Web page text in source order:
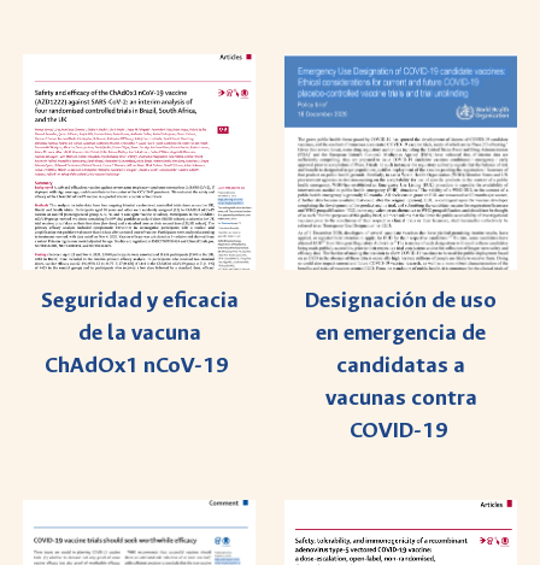
Seguridad y eficacia
de la vacuna
ChAdOx1 nCoV-19
Designación de uso
en emergencia de
candidatas a
vacunas contra
COVID-19